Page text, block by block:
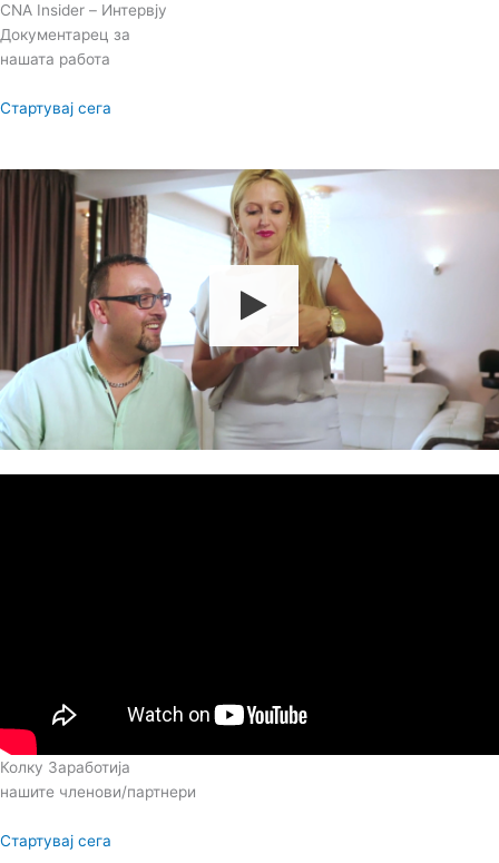
CNA Insider – Интервју
Документарец за
нашата работа
Стартувај сега
00:00 31:47
Колку Заработија
нашите членови/партнери
Стартувај сега